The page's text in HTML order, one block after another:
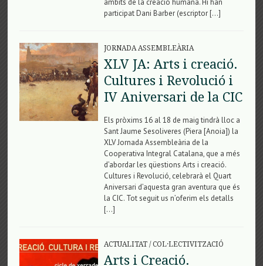
participat Dani Barber (escriptor […]
JORNADA ASSEMBLEÀRIA
XLV JA: Arts i creació.
Cultures i Revolució i
IV Aniversari de la CIC
Els pròxims 16 al 18 de maig tindrà lloc a
Sant Jaume Sesoliveres (Piera [Anoia]) la
XLV Jornada Assembleària de la
Cooperativa Integral Catalana, que a més
d’abordar les qüestions Arts i creació.
Cultures i Revolució, celebrarà el Quart
Aniversari d’aquesta gran aventura que és
la CIC. Tot seguit us n’oferim els detalls
[…]
ACTUALITAT/COL·LECTIVITZACIÓ
Arts i Creació.